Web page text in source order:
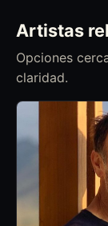
Artistas
Opciones
claridad.